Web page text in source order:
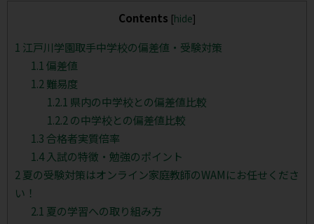
Contents [hide]
1 江戸川学園取手中学校の偏差値・受験対策
1.1 偏差値
1.2 難易度
1.2.1 県内の中学校との偏差値比較
1.2.2 の中学校との偏差値比較
1.3 合格者実質倍率
1.4入試の特徴・勉強のポイント
2 夏の受験対策はオンライン家庭教師のWAMにお任せくださ
い！
2.1 夏の学習への取り組み方